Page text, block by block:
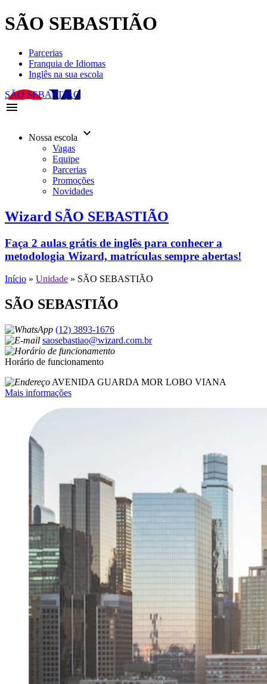
SÃO SEBASTIÃO
Parcerias
Franquia de Idiomas
Inglês na sua escola
SÃO SEBASTIÃO
menu
Nossa escola keyboard_arrow_down
Vagas
Equipe
Parcerias
Promoções
Novidades
Wizard SÃO SEBASTIÃO
Faça 2 aulas grátis de inglês para conhecer a
metodologia Wizard, matrículas sempre abertas!
Início » Unidade » SÃO SEBASTIÃO
SÃO SEBASTIÃO
(12) 3893-1676
saosebastiao@wizard.com.br
Horário de funcionamento
AVENIDA GUARDA MOR LOBO VIANA
Mais informações